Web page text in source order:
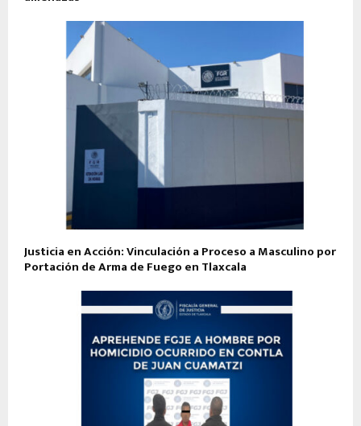
Justicia en Acción: Vinculación a Proceso a Masculino por
Portación de Arma de Fuego en Tlaxcala